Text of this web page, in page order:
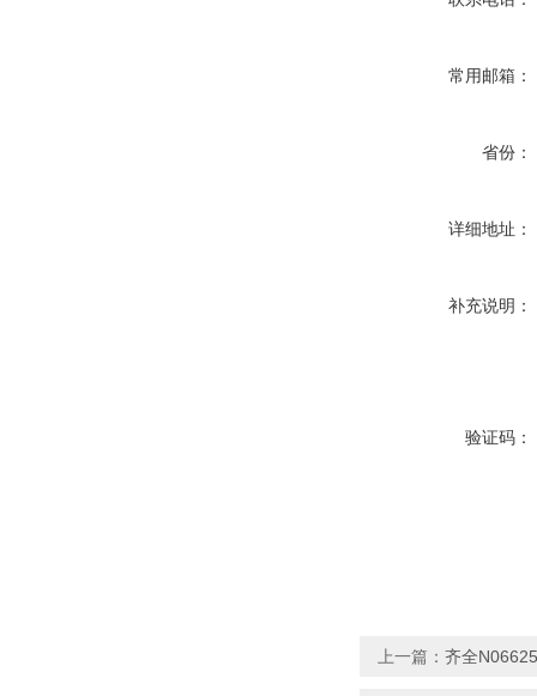
常用邮箱：
省份：
详细地址：
补充说明：
验证码：
上一篇： 齐全